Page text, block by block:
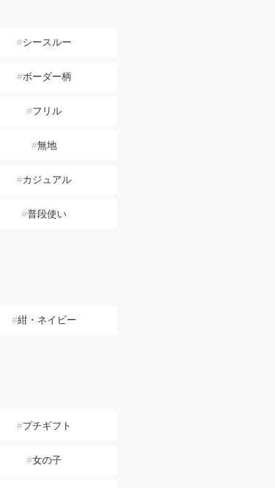
シースルー
ボーダー柄
フリル
無地
カジュアル
普段使い
紺・ネイビー
プチギフト
女の子